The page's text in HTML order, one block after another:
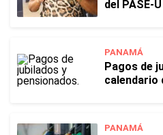
del PASE-
PANAMÁ
Pagos de
calendario
PANAMÁ